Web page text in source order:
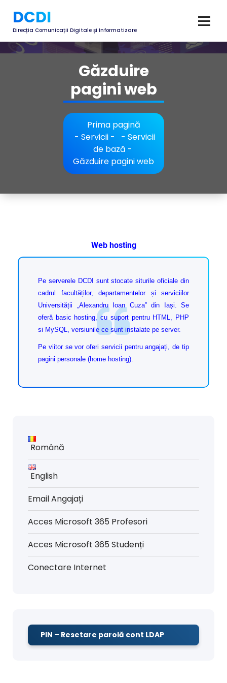
DCDI
Direcția Comunicații Digitale și Informatizare
Găzduire
pagini web
Prima pagină
- Servicii- - Servicii
de bază -
Găzduire pagini web
Web hosting
Pe serverele DCDI sunt stocate siturile oficiale din
cadrul facultăților, departamentelor și serviciilor
Universității „Alexandru Ioan Cuza” din Iași. Se
oferă basic hosting, cu suport pentru HTML, PHP
si MySQL, versiunile ce sunt instalate pe server.
Pe viitor se vor oferi servicii pentru angajați, de tip
pagini personale (home hosting).
Română
English
Email Angajați
Acces Microsoft 365 Profesori
Acces Microsoft 365 Studenți
Conectare Internet
PIN – Resetare parolă cont LDAP